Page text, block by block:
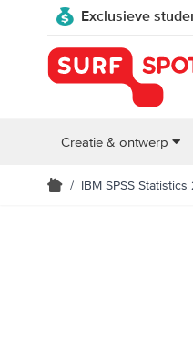
Exclusieve
Creatie & ontwerp
/ IBM SPSS